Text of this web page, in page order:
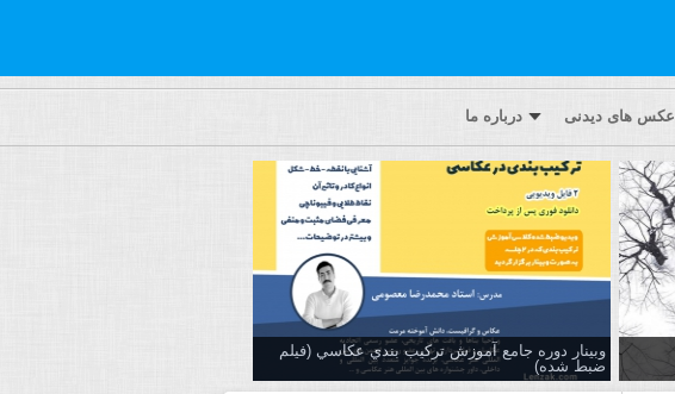
عکس های دیدنی درباره ما
وبینار دوره جامع آموزش تركيب بندي عكاسي (فیلم
ضبط شده)